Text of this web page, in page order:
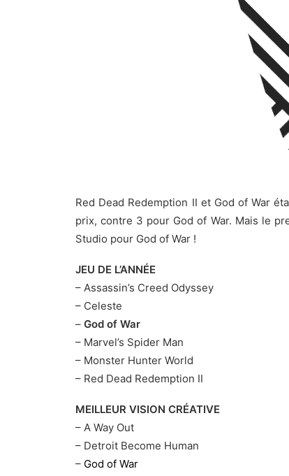
Red Dead Redemption II et God of War
prix, contre 3 pour God of War. Mais le
Studio pour God of War !
JEU DE L’ANNÉE
– Assassin’s Creed Odyssey
– Celeste
– God of War
– Marvel’s Spider Man
– Monster Hunter World
– Red Dead Redemption II
MEILLEUR VISION CRÉATIVE
– A Way Out
– Detroit Become Human
– God of War